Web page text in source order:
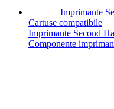
Imprimante
Cartuse compatibile
Imprimante Second
Componente